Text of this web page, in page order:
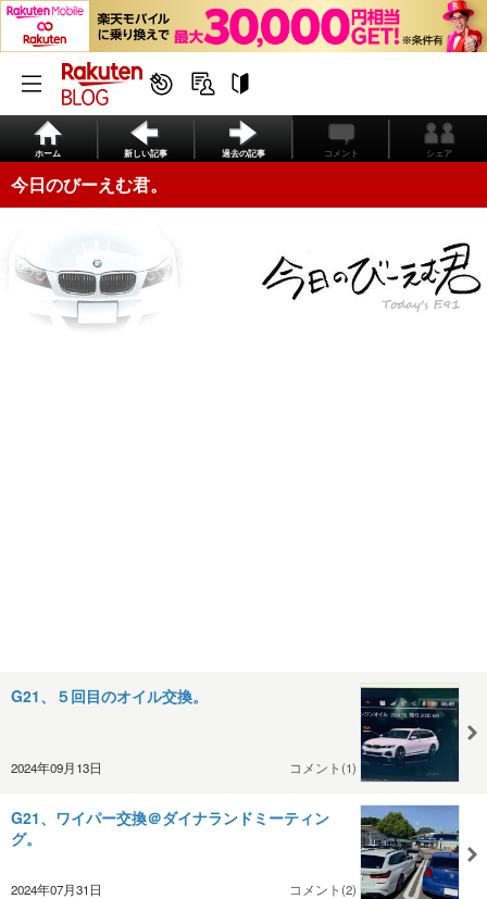
ホーム 新しい記事 過去の記事 コメント シェア
今日のびーえむ君。
G21、５回目のオイル交換。
2024年09月13日 コメント(1)
G21、ワイパー交換＠ダイナランドミーティン
グ。
2024年07月31日 コメント(2)